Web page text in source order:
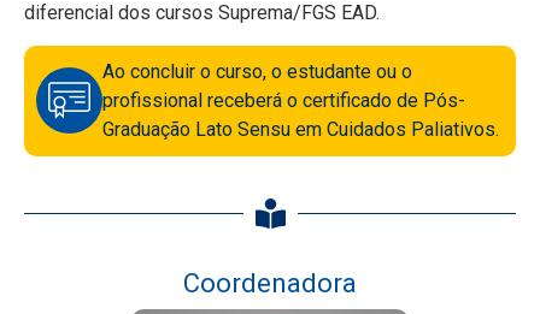
diferencial dos cursos Suprema/FGS EAD.
Ao concluir o curso, o estudante ou o
profissional receberá o certificado de Pós-
Graduação Lato Sensu em Cuidados Paliativos.
Coordenadora